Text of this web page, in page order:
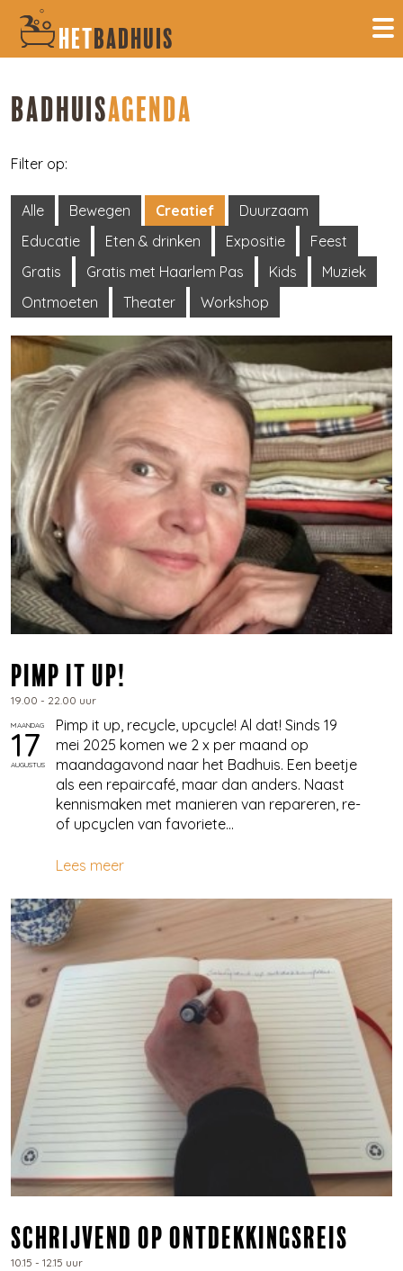
HETBADHUIS
BADHUISAGENDA
Filter op:
Alle Bewegen Creatief
Duurzaam
Educatie
Eten & drinken Expositie
Feest
Gratis
Gratis met Haarlem Pas Kids
Muziek
Ontmoeten
Theater Workshop
Pimp it up!
19.00 - 22.00 uur
MAANDAG
17
AUGUSTUS
Pimp it up, recycle, upcycle! Al dat! Sinds 19
mei 2025 komen we 2 x per maand op
maandagavond naar het Badhuis. Een beetje
als een repaircafé, maar dan anders. Naast
kennismaken met manieren van repareren, re-
of upcyclen van favoriete...
Lees meer
​Schrijvend op ontdekkingsreis
10.15 - 12.15 uur